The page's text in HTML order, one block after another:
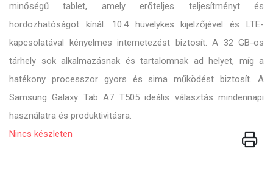
minőségű tablet, amely erőteljes teljesítményt és
hordozhatóságot kínál. 10.4 hüvelykes kijelzőjével és LTE-
kapcsolatával kényelmes internetezést biztosít. A 32 GB-os
tárhely sok alkalmazásnak és tartalomnak ad helyet, míg a
hatékony processzor gyors és sima működést biztosít. A
Samsung Galaxy Tab A7 T505 ideális választás mindennapi
használatra és produktivitásra.
Nincs készleten